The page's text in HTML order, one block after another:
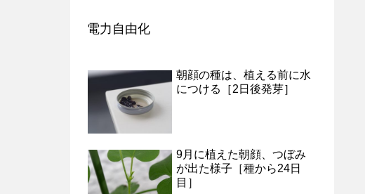
電力自由化
朝顔の種は、植える前に水
につける［2日後発芽］
9月に植えた朝顔、つぼみ
が出た様子［種から24日
目］